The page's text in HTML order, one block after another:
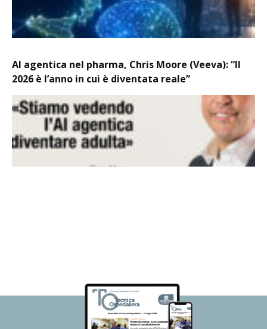
AI agentica nel pharma, Chris Moore (Veeva): “Il
2026 è l’anno in cui è diventata reale”